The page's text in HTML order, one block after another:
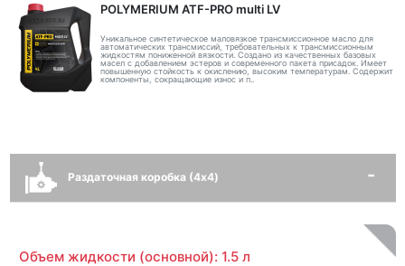
POLYMERIUM ATF-PRO multi LV
Уникальное синтетическое маловязкое трансмиссионное масло для
автоматических трансмиссий, требовательных к трансмиссионным
жидкостям пониженной вязкости. Создано из качественных базовых
масел с добавлением эстеров и современного пакета присадок. Имеет
повышенную стойкость к окислению, высоким температурам. Содержит
компоненты, сокращающие износ и п..
Раздаточная коробка (4x4)
Объем жидкости (основной): 1.5 л